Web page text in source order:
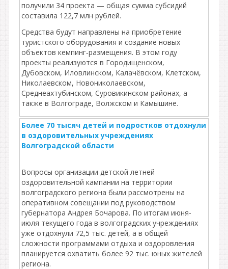
получили 34 проекта — общая сумма субсидий
составила 122,7 млн рублей.
Средства будут направлены на приобретение
туристского оборудования и создание новых
объектов кемпинг‑размещения. В этом году
проекты реализуются в Городищенском,
Дубовском, Иловлинском, Калачёвском, Клетском,
Николаевском, Новониколаевском,
Среднеахтубинском, Суровикинском районах, а
также в Волгограде, Волжском и Камышине.
Более 70 тысяч детей и подростков отдохнули
в оздоровительных учреждениях
Волгоградской области
Вопросы организации детской летней
оздоровительной кампании на территории
волгоградского региона были рассмотрены на
оперативном совещании под руководством
губернатора Андрея Бочарова. По итогам июня-
июля текущего года в волгоградских учреждениях
уже отдохнули 72,5 тыс. детей, а в общей
сложности программами отдыха и оздоровления
планируется охватить более 92 тыс. юных жителей
региона.